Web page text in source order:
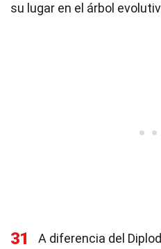
su lugar en el árbol
31
A diferencia del